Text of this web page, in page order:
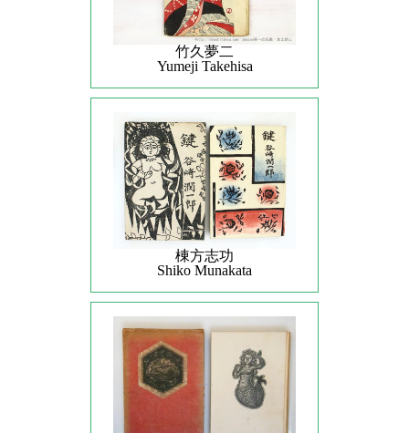
竹久夢二
Yumeji Takehisa
棟方志功
Shiko Munakata